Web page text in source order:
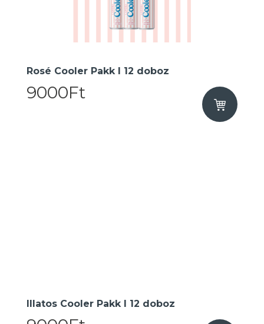
Rosé Cooler Pakk I 12 doboz
9000Ft
Illatos Cooler Pakk I 12 doboz